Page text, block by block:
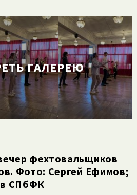
ГАЛЕРЕЮ
фехтовальщиков
Фото: Сергей Ефимов;
СПбФК